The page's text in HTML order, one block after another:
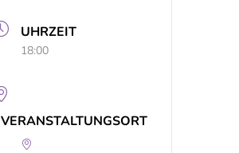
UHRZEIT
18:00
VERANSTALTUNGSORT